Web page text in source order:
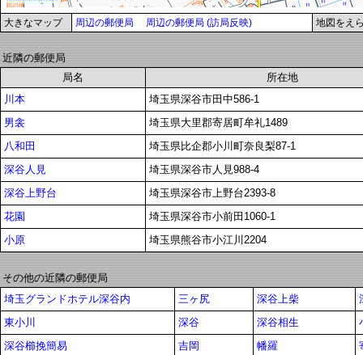
大きなマップ 周辺の郵便局 周辺の郵便局 (訪局反映) 地図をえ
近隣の郵便局
局名
所在地
川本
埼玉県深谷市田中586-1
男衾
埼玉県大里郡寄居町牟礼1489
八和田
埼玉県比企郡小川町奈良梨87-1
深谷人見
埼玉県深谷市人見988-4
深谷上野台
埼玉県深谷市上野台2393-8
花園
埼玉県深谷市小前田1060-1
小原
埼玉県熊谷市小江川2204
その他の近隣の郵便局
埼玉グランドホテル深谷内
三ヶ尻 深谷上柴
東小川
深谷 深谷相生
深谷櫛挽簡易
吉岡 幡羅